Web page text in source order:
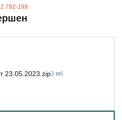
НАШУ РАССЫЛКУ
ценную информацию
792-199
23.05.2023.zip3 мб.